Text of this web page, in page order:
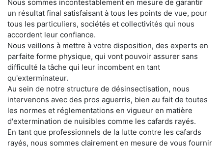
Nous sommes incontestablement en mesure de garantir
un résultat final satisfaisant à tous les points de vue, pour
tous les particuliers, sociétés et collectivités qui nous
accordent leur confiance.
Nous veillons à mettre à votre disposition, des experts en
parfaite forme physique, qui vont pouvoir assurer sans
difficulté la tâche qui leur incombent en tant
qu'exterminateur.
Au sein de notre structure de désinsectisation, nous
intervenons avec des pros aguerris, bien au fait de toutes
les normes et réglementations en vigueur en matière
d'extermination de nuisibles comme les cafards rayés.
En tant que professionnels de la lutte contre les cafards
rayés, nous sommes clairement en mesure de vous fournir